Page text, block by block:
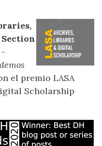
–
el premio LASA
Scholarship